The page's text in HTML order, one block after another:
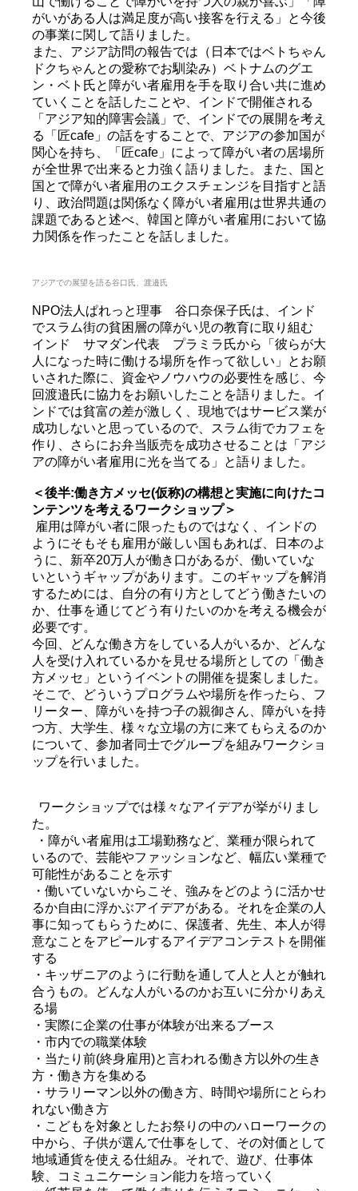
がいがある人は満足度が高い接客を行える」と今後
の事業に関して語りました。
また、アジア訪問の報告では（日本ではベトちゃん
ドクちゃんとの愛称でお馴染み）ベトナムのグエ
ン・ベト氏と障がい者雇用を手を取り合い共に進め
ていくことを話したことや、インドで開催される
「アジア知的障害会議」で、インドでの展開を考え
る「匠cafe」の話をすることで、アジアの参加国が
関心を持ち、「匠cafe」によって障がい者の居場所
が全世界で出来ると力強く語りました。また、国と
国とで障がい者雇用のエクスチェンジを目指すと語
り、政治問題は関係なく障がい者雇用は世界共通の
課題であると述べ、韓国と障がい者雇用において協
力関係を作ったことを話しました。
アジアでの展望を語る谷口氏、渡邉氏
NPO法人ぱれっと理事 谷口奈保子氏は、インド
でスラム街の貧困層の障がい児の教育に取り組む
インド サマダン代表 プラミラ氏から「彼らが大
人になった時に働ける場所を作って欲しい」とお願
いされた際に、資金やノウハウの必要性を感じ、今
回渡邉氏に協力をお願いしたことを語りました。イ
ンドでは貧富の差が激しく、現地ではサービス業が
成功しないと思っているので、スラム街でカフェを
作り、さらにお弁当販売を成功させることは「アジ
アの障がい者雇用に光を当てる」と語りました。
＜後半:働き方メッセ(仮称)の構想と実施に向けたコ
ンテンツを考えるワークショップ＞
雇用は障がい者に限ったものではなく、インドの
ようにそもそも雇用が厳しい国もあれば、日本のよ
うに、新卒20万人が働き口があるが、働いていな
いというギャップがあります。このギャップを解消
するためには、自分の有り方としてどう働きたいの
か、仕事を通じてどう有りたいのかを考える機会が
必要です。
今回、どんな働き方をしている人がいるか、どんな
人を受け入れているかを見せる場所としての「働き
方メッセ」というイベントの開催を提案しました。
そこで、どういうプログラムや場所を作ったら、フ
リーター、障がいを持つ子の親御さん、障がいを持
つ方、大学生、様々な立場の方に来てもらえるのか
について、参加者同士でグループを組みワークショ
ップを行いました。
ワークショップでは様々なアイデアが挙がりまし
た。
・障がい者雇用は工場勤務など、業種が限られて
いるので、芸能やファッションなど、幅広い業種で
可能性があることを示す
・働いていないからこそ、強みをどのように活かせ
るか自由に浮かぶアイデアがある。それを企業の人
事に知ってもらうために、保護者、先生、本人が得
意なことをアピールするアイデアコンテストを開催
する
・キッザニアのように行動を通して人と人とが触れ
合うもの。どんな人がいるのかお互いに分かりあえ
る場
・実際に企業の仕事が体験が出来るブース
・市内での職業体験
・当たり前(終身雇用)と言われる働き方以外の生き
方・働き方を集める
・サラリーマン以外の働き方、時間や場所にとらわ
れない働き方
・こどもを対象としたお祭りの中のハローワークの
中から、子供が選んで仕事をして、その対価として
地域通貨を使える仕組み。それで、遊び、仕事体
験、コミュニケーション能力を培っていく